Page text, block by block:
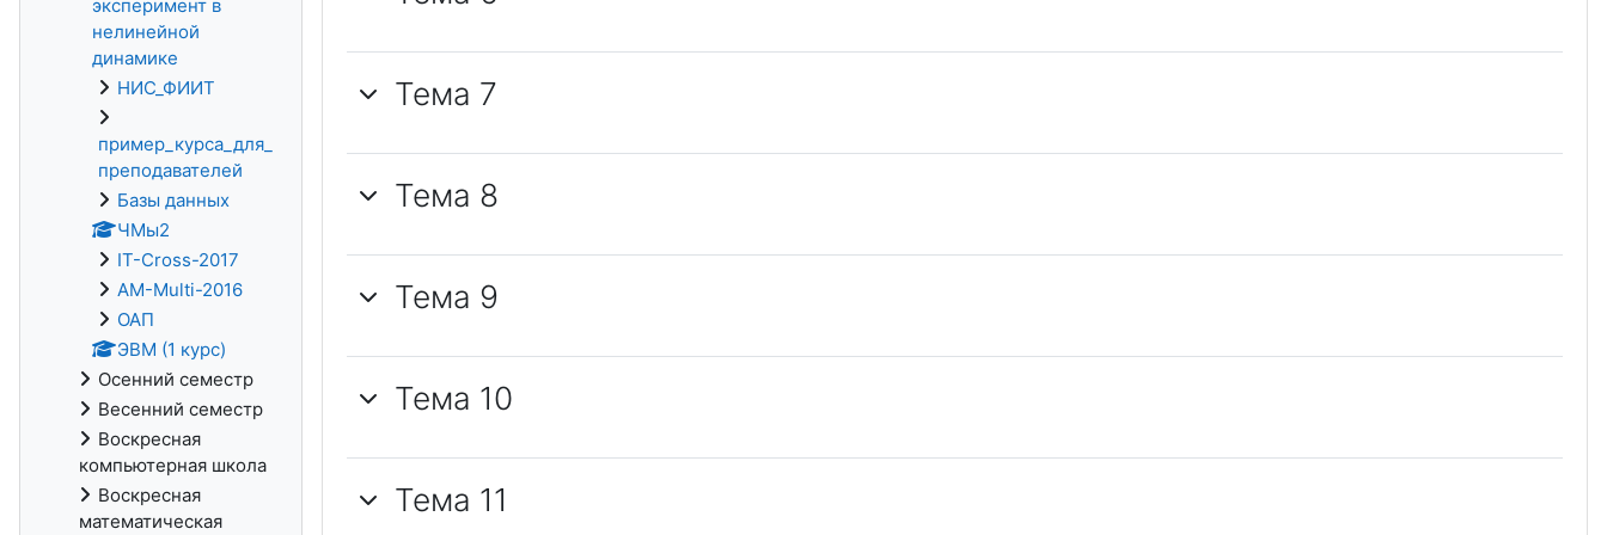
Тема 7
Тема 8
Тема 9
Тема 10
Тема 11
эксперимент в
нелинейной
динамике
НИС_ФИИТ
пример_курса_для_
преподавателей
Базы данных
ЧМы2
IT-Cross-2017
AM-Multi-2016
ОАП
ЭВМ (1 курс)
Осенний семестр
Весенний семестр
Воскресная
компьютерная школа
Воскресная
математическая